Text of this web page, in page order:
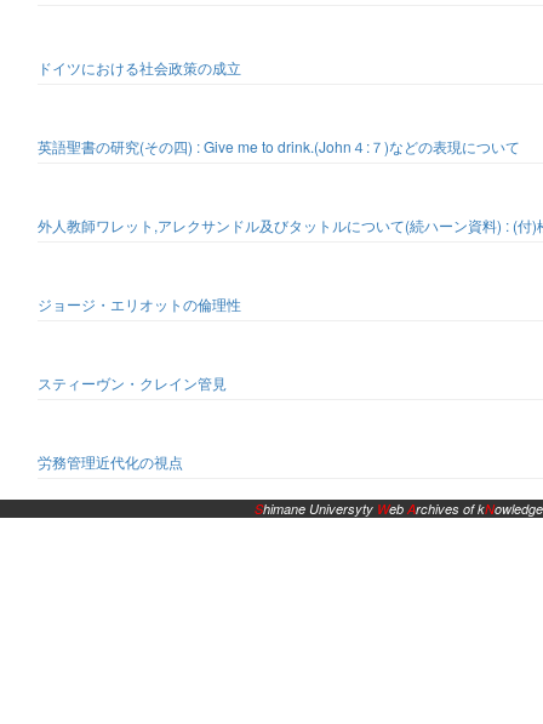
ドイツにおける社会政策の成立
英語聖書の研究(その四) : Give me to drink.(John４:７)などの表現について
外人教師ワレット,アレクサンドル及びタットルについて(続ハーン資料) : (付
ジョージ・エリオットの倫理性
スティーヴン・クレイン管見
労務管理近代化の視点
Shimane Universyty WebArchives of kNowledge